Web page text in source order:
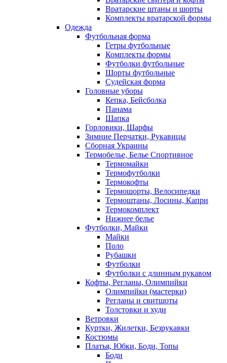
Вратарские штаны и шорты
Комплекты вратарской формы
Одежда
Футбольная форма
Гетры футбольные
Комплекты формы
Футболки футбольные
Шорты футбольные
Судейская форма
Головные уборы
Кепка, Бейсболка
Панама
Шапка
Горловики, Шарфы
Зимние Перчатки, Рукавицы
Сборная Украины
Термобелье, Белье Спортивное
Термомайки
Термофутболки
Термокофты
Термошорты, Велосипедки
Термоштаны, Лосины, Капри
Термокомплект
Нижнее белье
Футболки, Майки
Майки
Поло
Рубашки
Футболки
Футболки с длинным рукавом
Кофты, Регланы, Олимпийки
Олимпийки (мастерки)
Регланы и свитшоты
Толстовки и худи
Ветровки
Куртки, Жилетки, Безрукавки
Костюмы
Платья, Юбки, Боди, Топы
Боди